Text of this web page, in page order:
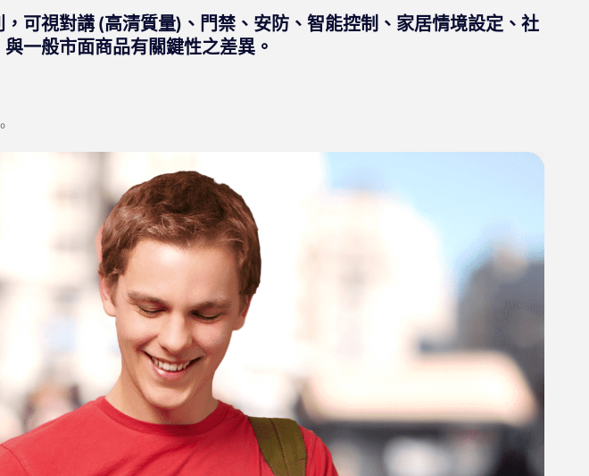
，可視對講 (高清質量)、門禁、安防、智能控制、家居情境設定、社
與一般市面商品有關鍵性之差異。